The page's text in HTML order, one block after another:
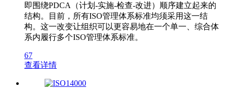
即围绕PDCA（计划-实施-检查-改进）顺序建立起来的
结构。目前，所有ISO管理体系标准均须采用这一结
构。这一改变让组织可以更容易地在一个单一、综合体
系内履行多个ISO管理体系标准。
67
查看详情